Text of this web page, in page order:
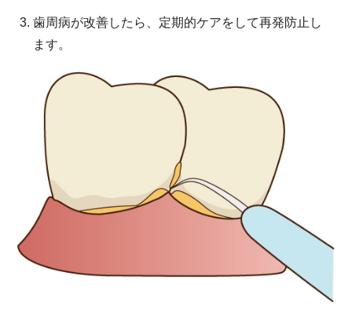
歯周病が改善したら、定期的ケアをして再発防止し
ます。